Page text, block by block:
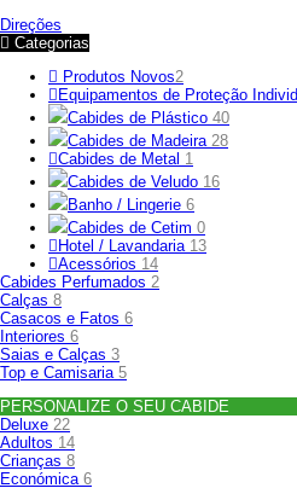
Direções
Categorias
Produtos Novos2
Equipamentos de Proteção
Cabides de Plástico 40
Cabides de Madeira 28
Cabides de Metal 1
Cabides de Veludo 16
Banho / Lingerie 6
Cabides de Cetim 0
Hotel / Lavandaria 13
Acessórios 14
Cabides Perfumados 2
Calças 8
Casacos e Fatos 6
Interiores 6
Saias e Calças 3
Top e Camisaria 5
PERSONALIZE O SEU CABIDE
Deluxe 22
Adultos 14
Crianças 8
Económica 6